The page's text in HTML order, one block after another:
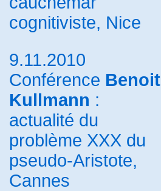
cognitiviste, Nice
9.11.2010
Conférence Benoit
Kullmann :
actualité du
problème XXX du
pseudo-Aristote,
Cannes